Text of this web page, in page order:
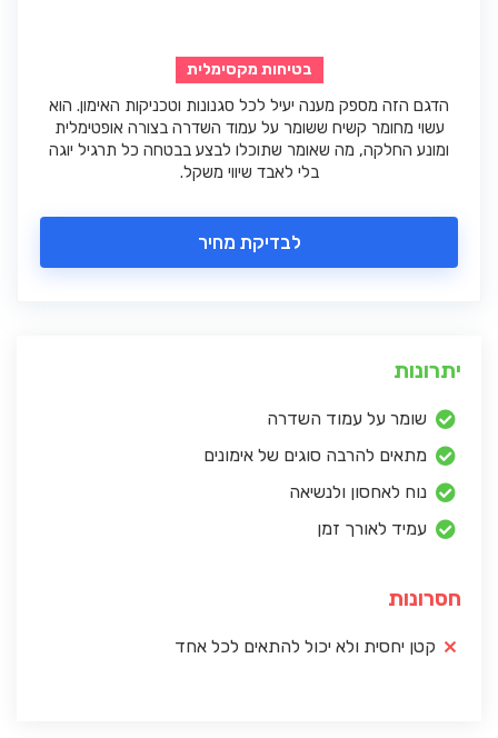
בטיחות מקסימלית
הדגם הזה מספק מענה יעיל לכל סגנונות וטכניקות האימון. הוא
עשוי מחומר קשיח ששומר על עמוד השדרה בצורה אופטימלית
ומונע החלקה, מה שאומר שתוכלו לבצע בבטחה כל תרגיל יוגה
בלי לאבד שיווי משקל.
לבדיקת מחיר
יתרונות
שומר על עמוד השדרה
מתאים להרבה סוגים של אימונים
נוח לאחסון ולנשיאה
עמיד לאורך זמן
חסרונות
קטן יחסית ולא יכול להתאים לכל אחד